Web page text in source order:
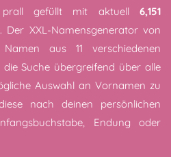
prall gefüllt mit aktuell 6,151
Der XXL-Namensgenerator von
aus 11 verschiedenen
die Suche übergreifend über alle
Auswahl an Vornamen zu
nach deinen persönlichen
Endung oder